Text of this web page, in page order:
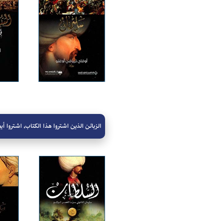
الزبائن الذين اشتروا هذا الكتاب، اشتروا